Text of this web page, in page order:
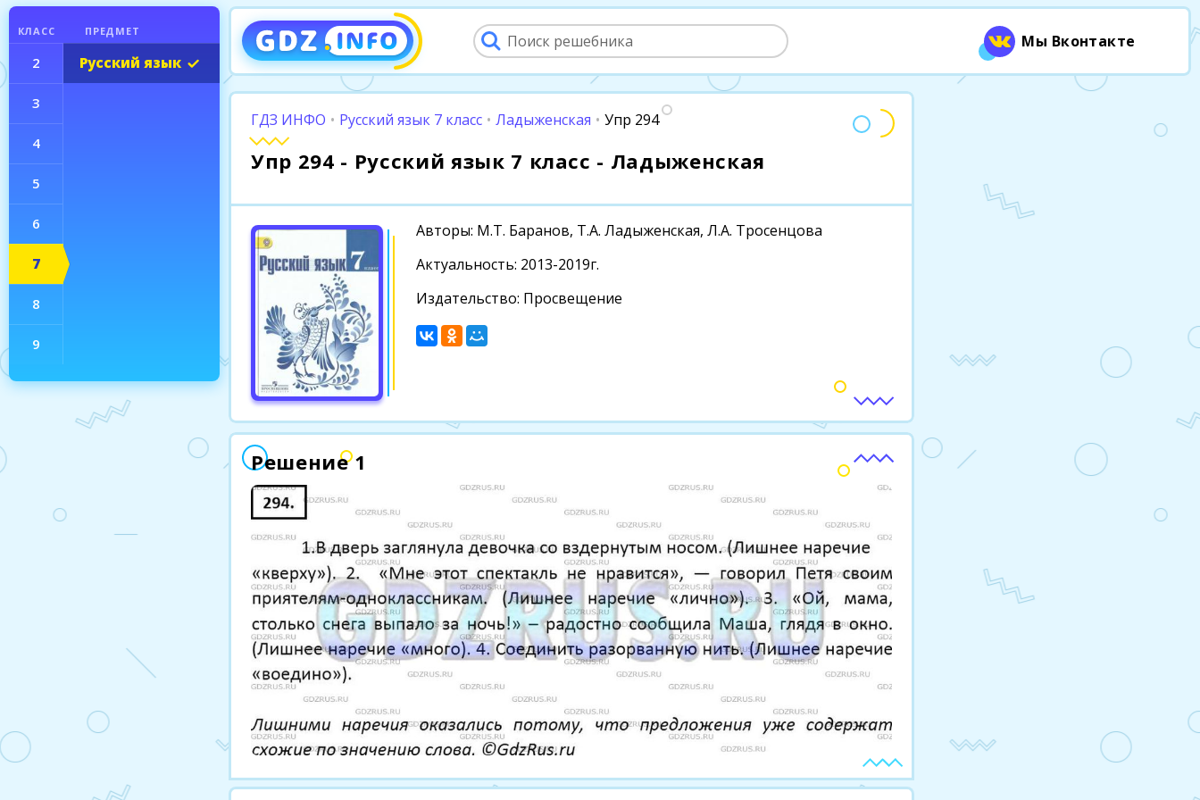
ГДЗ ИНФО • Русский язык 7 класс • Ладыженская • Упр 294
Упр 294 - Русский язык 7 класс - Ладыженская
Авторы: М.Т. Баранов, Т.А. Ладыженская, Л.А. Тросенцова
Актуальность: 2013-2019г.
Издательство: Просвещение
Решение 1
КЛАСС ПРЕДМЕТ
2
3
4
5
6
7
Русский язык
8
9
Мы Вконтакте